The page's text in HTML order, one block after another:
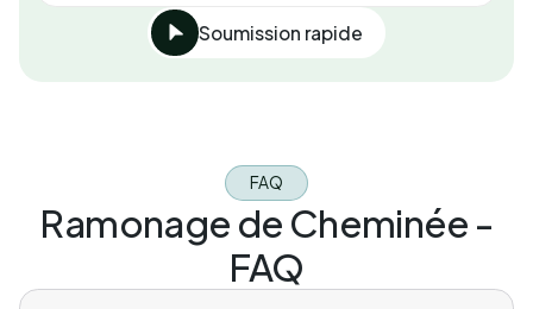
Soumission rapide
FAQ
Ramonage de Cheminée -
FAQ